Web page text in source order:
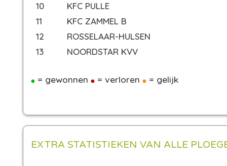
10
KFC PULLE
11
KFC ZAMMEL B
12
ROSSELAAR-HULSEN
13
NOORDSTAR KVV
= gewonnen = verloren = gelijk
EXTRA STATISTIEKEN VAN ALLE